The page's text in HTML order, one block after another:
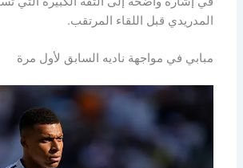
المدريدي قبل اللقاء المرتقب.
مبابي في مواجهة ناديه السابق لأول مرة